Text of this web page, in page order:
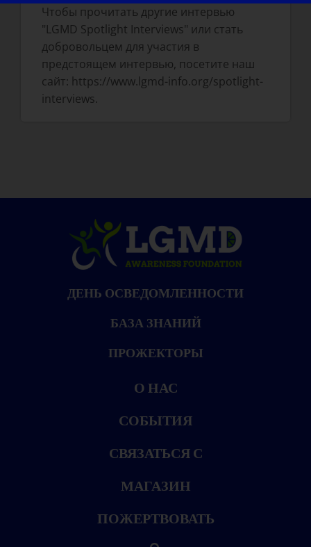
Чтобы прочитать другие интервью
"LGMD Spotlight Interviews" или стать
добровольцем для участия в
предстоящем интервью, посетите наш
сайт: https://www.lgmd-info.org/spotlight-
interviews.
ДЕНЬ ОСВЕДОМЛЕННОСТИ
БАЗА ЗНАНИЙ
ПРОЖЕКТОРЫ
О НАС
СОБЫТИЯ
СВЯЗАТЬСЯ С
МАГАЗИН
ПОЖЕРТВОВАТЬ